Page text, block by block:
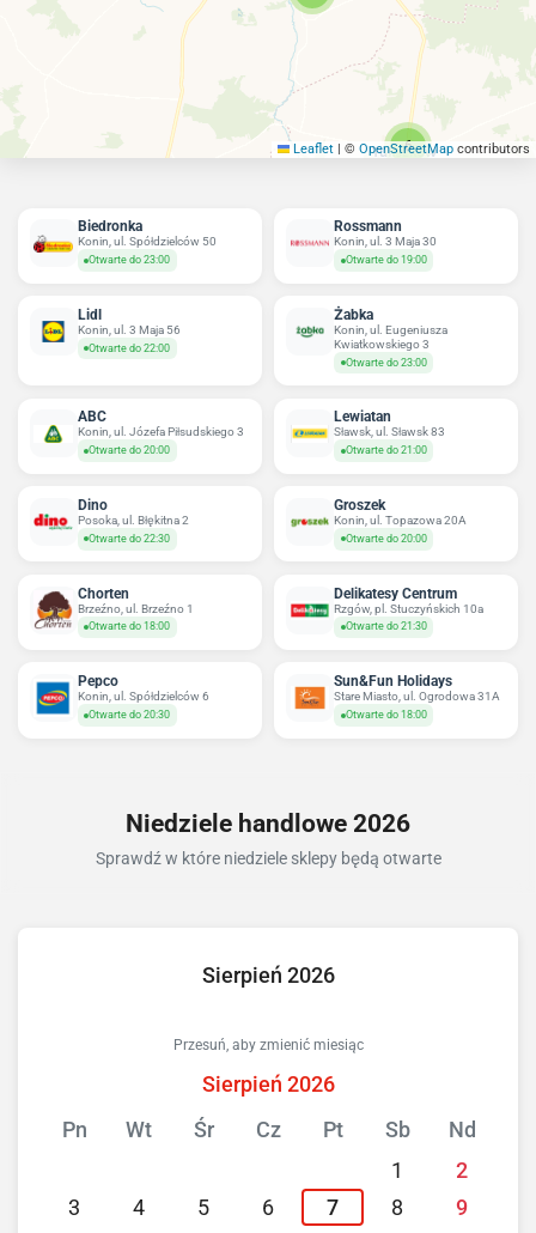
6
Leaflet | © OpenStreetMap contributors
Biedronka
Konin, ul. Spółdzielców 50
Otwarte do 23:00
Rossmann
Konin, ul. 3 Maja 30
Otwarte do 19:00
Lidl
Konin, ul. 3 Maja 56
Otwarte do 22:00
Żabka
Konin, ul. Eugeniusza
Kwiatkowskiego 3
Otwarte do 23:00
ABC
Konin, ul. Józefa Piłsudskiego 3
Otwarte do 20:00
Lewiatan
Sławsk, ul. Sławsk 83
Otwarte do 21:00
Dino
Posoka, ul. Błękitna 2
Otwarte do 22:30
Groszek
Konin, ul. Topazowa 20A
Otwarte do 20:00
Chorten
Brzeźno, ul. Brzeźno 1
Otwarte do 18:00
Delikatesy Centrum
Rzgów, pl. Stuczyńskich 10a
Otwarte do 21:30
Pepco
Konin, ul. Spółdzielców 6
Otwarte do 20:30
Sun&Fun Holidays
Stare Miasto, ul. Ogrodowa 31A
Otwarte do 18:00
Niedziele handlowe 2026
Sprawdź w które niedziele sklepy będą otwarte
Sierpień 2026
Przesuń, aby zmienić miesiąc
Sierpień 2026
Pn
Wt Śr Cz Pt Sb
Nd
1
2
3
4 5 6 7 8
9